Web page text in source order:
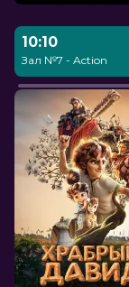
10:10
Зал №7 - Action